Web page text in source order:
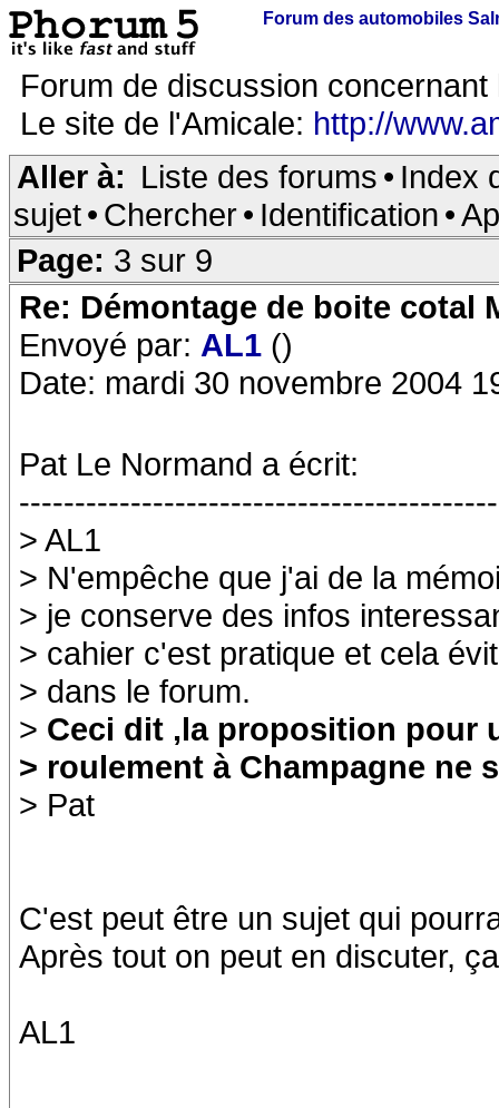
Forum des automobiles
Forum de discussion
Le site de l'Amicale: http://
Aller à: Liste des forums • Index
sujet• Chercher• Identification •
Page: 3 sur 9
Re: Démontage de boite cotal
Envoyé par: AL1 ()
Date: mardi 30 novembre 2004
Pat Le Normand a écrit:
> AL1
> N'empêche que j'ai de la
> je conserve des infos
> cahier c'est pratique et cela
> dans le forum.
> Ceci dit ,la proposition pour
> roulement à Champagne ne
> Pat
C'est peut être un sujet qui
Après tout on peut en discuter,
AL1